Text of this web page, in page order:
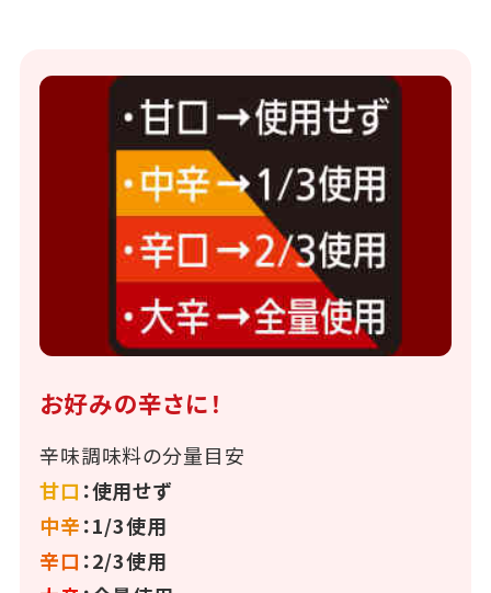
お好みの辛さに！
辛味調味料の分量目安
甘口 ：使用せず
中辛：1/3使用
辛口 ：2/3使用